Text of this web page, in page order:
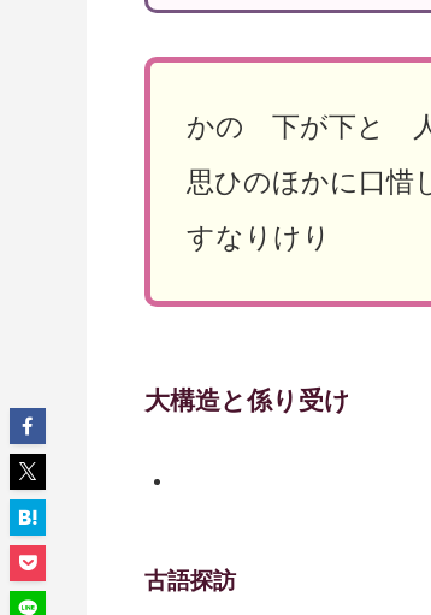
かの 下が下と
思ひのほかに口
すなりけり
大構造と係り受け
古語探訪